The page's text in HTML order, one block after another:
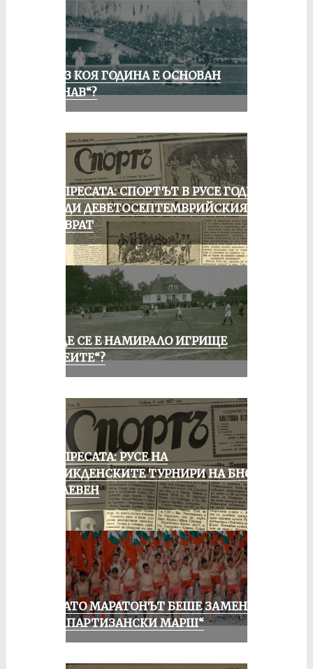
ПРЕЗ КОЯ ГОДИНА Е ОСНОВАН
„ДУНАВ“?
ОТ ПРЕСАТА: СПОРТЪТ В РУСЕ ГОДИНА
ПРЕДИ ДЕВЕТОСЕПТЕМВРИЙСКИЯ
ПРЕВРАТ
КЪДЕ СЕ Е НАМИРАЛО ИГРИЩЕ
„АЛЕИТЕ“?
ОТ ПРЕСАТА: РУСЕ НА
ВЕЛИКДЕНСКИТЕ ТУРНИРИ НА БНСФ
В ПЛЕВЕН
КОГАТО МАРАТОНЪТ БЕШЕ ЗАМЕНЕН
ОТ „ПАРТИЗАНСКИ МАРШ“